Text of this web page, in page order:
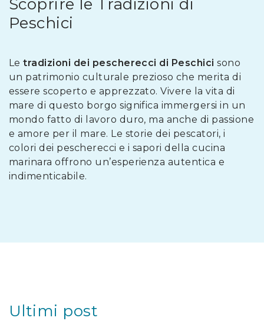
Scoprire le Tradizioni di
Peschici
Letradizioni dei pescherecci di Peschici sono
un patrimonio culturale prezioso che merita di
essere scoperto e apprezzato. Vivere la vita di
mare di questo borgo significa immergersi in un
mondo fatto di lavoro duro, ma anche di passione
e amore per il mare. Le storie dei pescatori, i
colori dei pescherecci e i sapori della cucina
marinara offrono un’esperienza autentica e
indimenticabile.
Ultimi post